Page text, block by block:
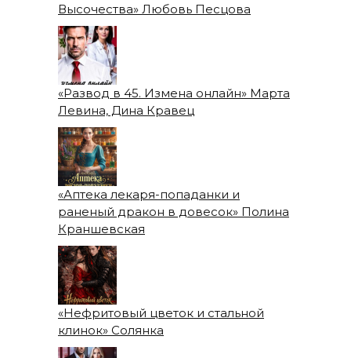
Высочества» Любовь Песцова
«Развод в 45. Измена онлайн» Марта
Левина, Дина Кравец
«Аптека лекаря-попаданки и
раненый дракон в довесок» Полина
Краншевская
«Нефритовый цветок и стальной
клинок» Солянка